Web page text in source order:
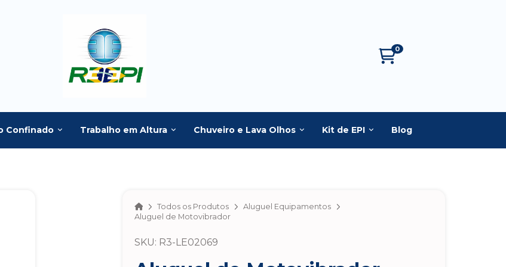
0
Confinado Trabalho em Altura Chuveiro e Lava Olhos Kit de EPI Blog
HomeTodos os Produtos
Aluguel Equipamentos
Aluguel de Motovibrador
SKU: R3-LE02069